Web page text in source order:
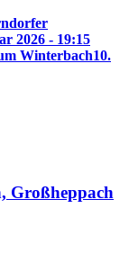
2026 - 19:15
Winterbach10.
Großheppach